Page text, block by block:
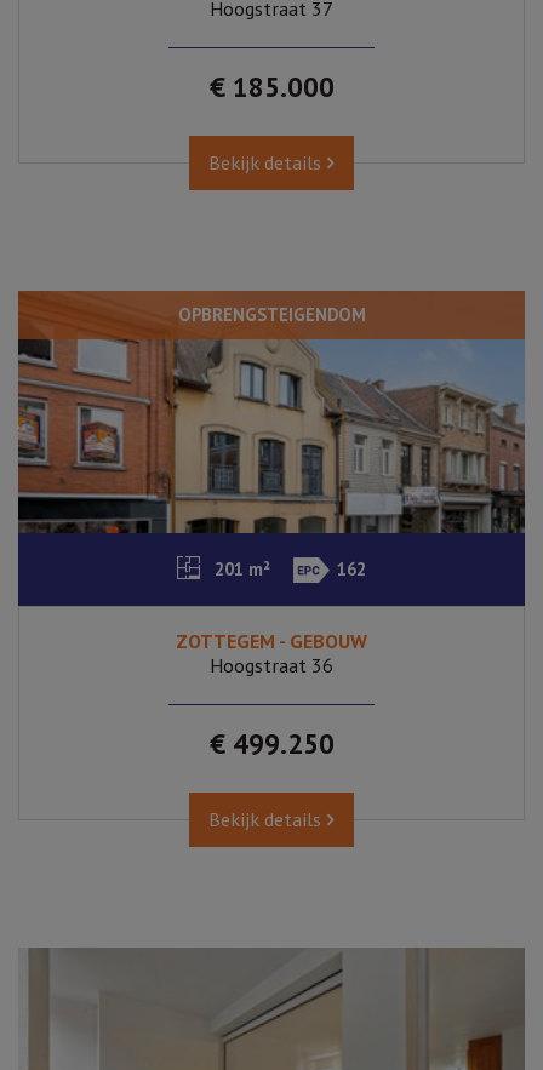
Hoogstraat 37
€ 185.000
Bekijk details
OPBRENGSTEIGENDOM
201 m² 162
ZOTTEGEM - GEBOUW
Hoogstraat 36
€ 499.250
Bekijk details